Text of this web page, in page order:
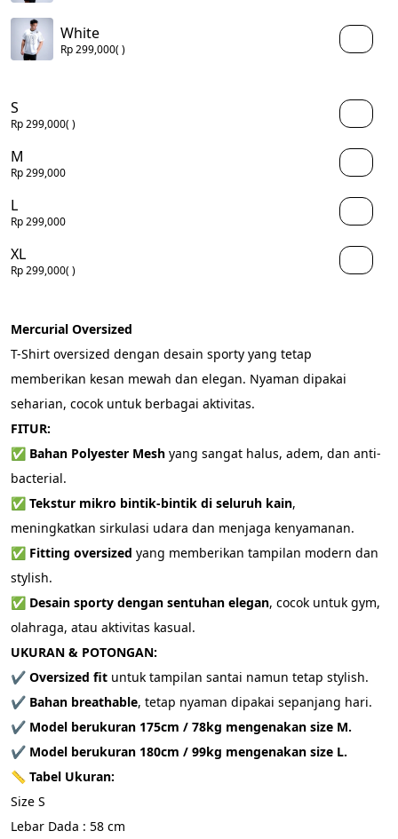
White
Rp 299,000( )
S
Rp 299,000( )
M
Rp 299,000
L
Rp 299,000
XL
Rp 299,000( )
Mercurial Oversized
T-Shirt oversized dengan desain sporty yang tetap
memberikan kesan mewah dan elegan. Nyaman dipakai
seharian, cocok untuk berbagai aktivitas.
FITUR:
✅ Bahan Polyester Mesh yang sangat halus, adem, dan anti-
bacterial.
✅ Tekstur mikro bintik-bintik di seluruh kain,
meningkatkan sirkulasi udara dan menjaga kenyamanan.
✅ Fitting oversized yang memberikan tampilan modern dan
stylish.
✅ Desain sporty dengan sentuhan elegan, cocok untuk gym,
olahraga, atau aktivitas kasual.
UKURAN & POTONGAN:
✔ Oversized fit untuk tampilan santai namun tetap stylish.
✔ Bahan breathable, tetap nyaman dipakai sepanjang hari.
✔ Model berukuran 175cm / 78kg mengenakan size M.
✔ Model berukuran 180cm / 99kg mengenakan size L.
📏 Tabel Ukuran:
Size S
Lebar Dada : 58 cm